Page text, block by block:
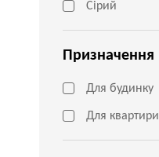
Сірий
Призначення
Для будинку
Для квартири